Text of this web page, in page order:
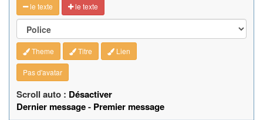
le texte le texte
Theme Titre Lien
Pas d'avatar
Scroll auto : Désactiver
Dernier message- Premier message